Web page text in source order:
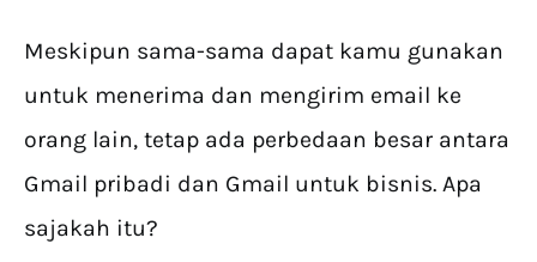
Meskipun sama-sama dapat kamu gunakan
untuk menerima dan mengirim email ke
orang lain, tetap ada perbedaan besar antara
Gmail pribadi dan Gmail untuk bisnis. Apa
sajakah itu?